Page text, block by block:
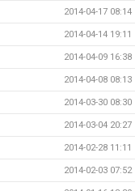
2014-04-17 08:14
2014-04-14 19:11
2014-04-09 16:38
2014-04-08 08:13
2014-03-30 08:30
2014-03-04 20:27
2014-02-28 11:11
2014-02-03 07:52